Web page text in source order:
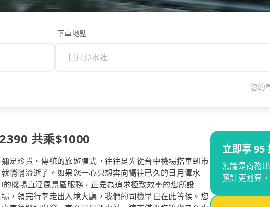
下車地點
您的
共乘$1000
足珍貴。傳統的旅遊模式，往往是先從台中機場搭車到市
悄悄流逝了。如果您一心只想奔向嚮往已久的日月潭水
機場直達風景區服務，正是為追求極致效率的您所設
，領完行李走出入境大廳，我們的司機早已在此等候。您
立即享 95
無論是商務
預訂更划算